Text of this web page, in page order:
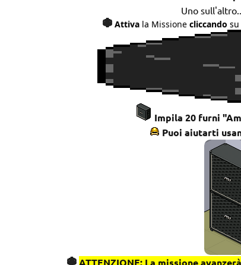
Uno
Attiva la Missione cliccando su
Impila 20 furni
Puoi aiutarti
ATTENZIONE: La missione